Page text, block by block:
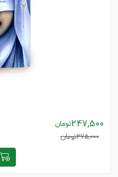
247,500تومان
275,000تومان